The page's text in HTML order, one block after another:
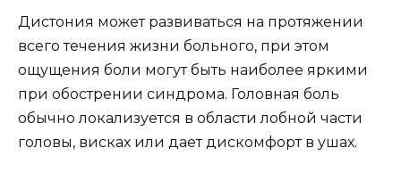
Дистония может развиваться на протяжении
всего течения жизни больного, при этом
ощущения боли могут быть наиболее яркими
при обострении синдрома. Головная боль
обычно локализуется в области лобной части
головы, висках или дает дискомфорт в ушах.